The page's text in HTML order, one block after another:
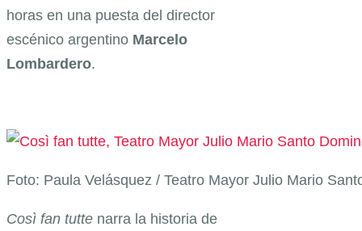
horas en una puesta del director
escénico argentino Marcelo
Lombardero.
Foto: Paula Velásquez / Teatro Mayor Julio Mario
Così fan tutte narra la historia de